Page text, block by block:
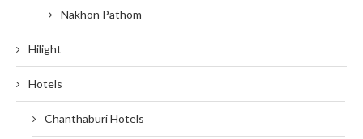
Nakhon Pathom
Hilight
Hotels
Chanthaburi Hotels